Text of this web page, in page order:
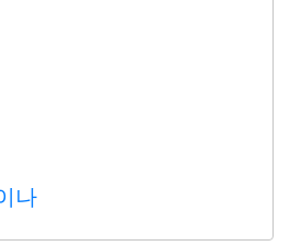
나